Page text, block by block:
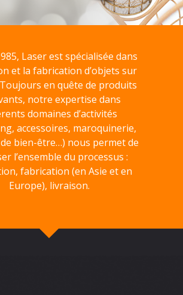
Laser est spécialisée dans
et la fabrication d’objets sur
en quête de produits
notre expertise dans
domaines d’activités
accessoires, maroquinerie,
bien-être…) nous permet de
l’ensemble du processus :
fabrication (en Asie et en
Europe), livraison.